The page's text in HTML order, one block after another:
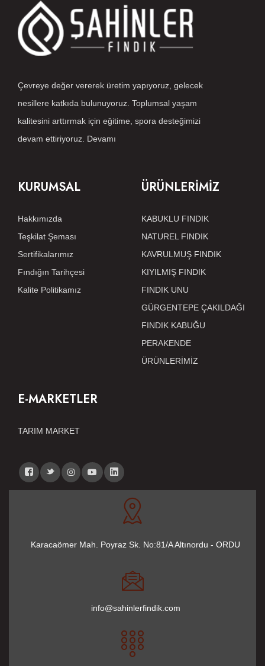
Çevreye değer vererek üretim yapıyoruz, gelecek
nesillere katkıda bulunuyoruz. Toplumsal yaşam
kalitesini arttırmak için eğitime, spora desteğimizi
devam ettiriyoruz. Devamı
KURUMSAL
Hakkımızda
Teşkilat Şeması
Sertifikalarımız
Fındığın Tarihçesi
Kalite Politikamız
ÜRÜNLERİMİZ
KABUKLU FINDIK
NATUREL FINDIK
KAVRULMUŞ FINDIK
KIYILMIŞ FINDIK
FINDIK UNU
GÜRGENTEPE ÇAKILDAĞI
FINDIK KABUĞU
PERAKENDE
ÜRÜNLERİMİZ
E-MARKETLER
TARIM MARKET
Karacaömer Mah. Poyraz Sk. No:81/A Altınordu - ORDU
info@sahinlerfindik.com